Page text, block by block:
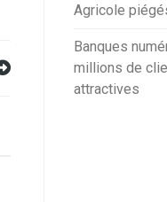
Agricole
Banques
millions de
attractives